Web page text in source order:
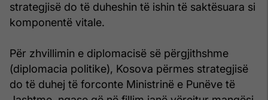
strategjisë do të duheshin të ishin të saktësuara si
komponentë vitale.
Për zhvillimin e diplomacisë së përgjithshme
(diplomacia politike), Kosova përmes strategjisë
do të duhej të forconte Ministrinë e Punëve të